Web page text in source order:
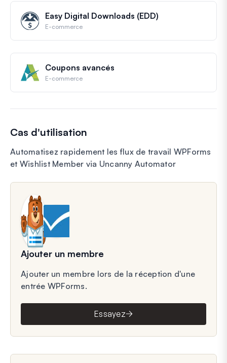
Easy Digital Downloads (EDD)
E-commerce
Coupons avancés
E-commerce
Cas d'utilisation
Automatisez rapidement les flux de travail WPForms
et Wishlist Member via Uncanny Automator
Ajouter un membre
Ajouter un membre lors de la réception d'une
entrée WPForms.
Essayez